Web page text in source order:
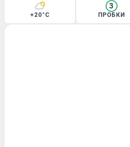
+20°C
3
ПРОБКИ